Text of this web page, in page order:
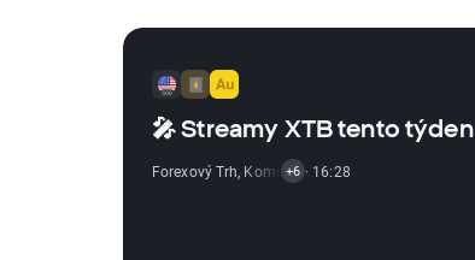
🎤 Streamy XTB tento týden
Forexový Trh, Komoditní Trh,Vývoj Indexů
+6 · 16:28